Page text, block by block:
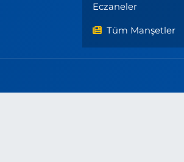
Eczaneler
Tüm Manşetler